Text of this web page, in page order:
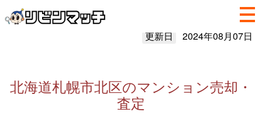
更新日 2024年08月07日
北海道札幌市北区のマンション売却・
査定